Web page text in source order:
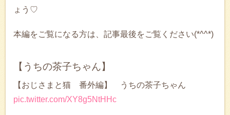
ょう♡
本編をご覧になる方は、記事最後をご覧ください(*^^*)
【うちの茶子ちゃん】
【おじさまと猫 番外編】 うちの茶子ちゃん
pic.twitter.com/XY8g5NtHHc